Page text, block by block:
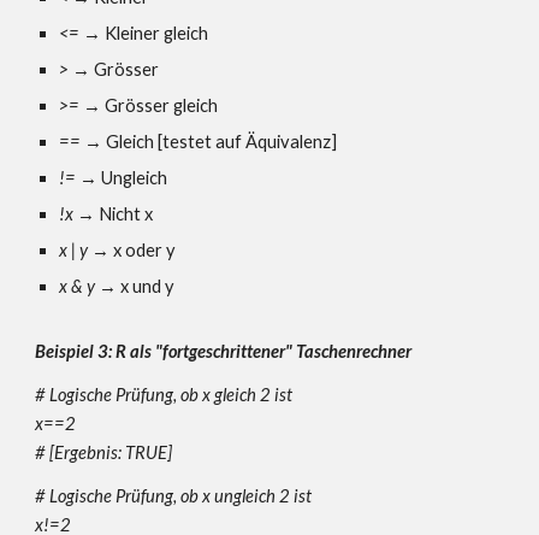
<= → Kleiner gleich
> →Grösser
>= →Grösser gleich
== →Gleich [testet auf Äquivalenz]
!= →Ungleich
!x → Nicht x
x | y→ x oder y
x & y→ x und y
Beispiel 3: R als "fortgeschrittener" Taschenrechner
# Logische Prüfung, ob x gleich 2 ist
x==2
# [Ergebnis: TRUE]
# Logische Prüfung, ob x ungleich 2 ist
x!=2